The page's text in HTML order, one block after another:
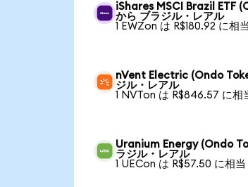
iShares MSCI Brazil ETF
から ブラジル・レアル
1 EWZon は R$180.92 に相当
nVent Electric (Ondo
ジル・レアル
1 NVTon は R$846.57 に相
Uranium Energy (Ondo
ラジル・レアル
1 UECon は R$57.50 に相当